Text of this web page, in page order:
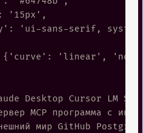
'15px',
'ui-sans-serif,
'linear',
Desktop Cursor LM
MCP программа с
мир GitHub